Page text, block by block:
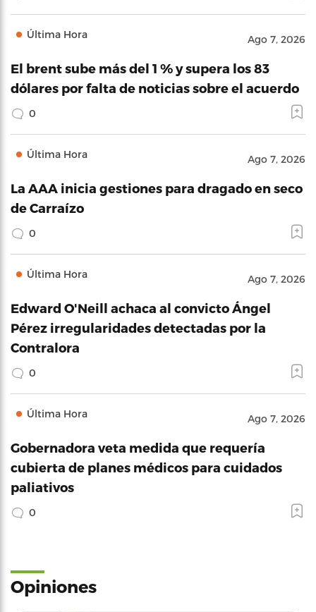
Última Hora Ago 7, 2026
El brent sube más del 1 % y supera los 83
dólares por falta de noticias sobre el acuerdo
0
Última Hora Ago 7, 2026
La AAA inicia gestiones para dragado en seco
de Carraízo
0
Última Hora Ago 7, 2026
Edward O'Neill achaca al convicto Ángel
Pérez irregularidades detectadas por la
Contralora
0
Última Hora Ago 7, 2026
Gobernadora veta medida que requería
cubierta de planes médicos para cuidados
paliativos
0
Opiniones